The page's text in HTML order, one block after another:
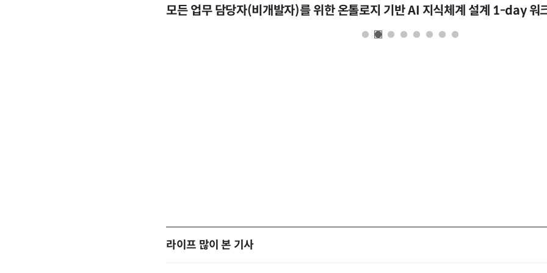
모든 업무 담당자(비개발자)를 위한 온톨로지 기반 AI 지식체계 설계 1-day 워
라이프 많이 본 기사